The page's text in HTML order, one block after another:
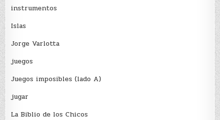
instrumentos
Islas
Jorge Varlotta
juegos
Juegos imposibles (lado A)
jugar
La Biblio de los Chicos